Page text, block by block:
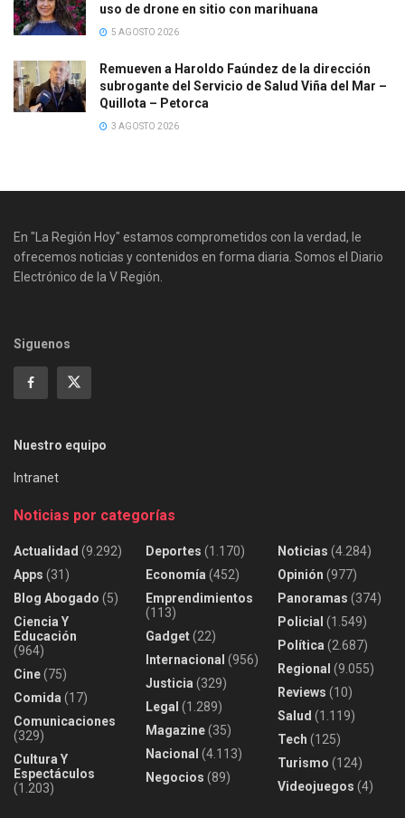
uso de drone en sitio con marihuana
5 AGOSTO 2026
Remueven a Haroldo Faúndez de la dirección
subrogante del Servicio de Salud Viña del Mar –
Quillota – Petorca
3 AGOSTO 2026
En "La Región Hoy" estamos comprometidos con la verdad, le
ofrecemos noticias y contenidos en forma diaria. Somos el Diario
Electrónico de la V Región.
Siguenos
Nuestro equipo
Intranet
Noticias por categorías
Actualidad (9.292)
Apps (31)
Blog Abogado (5)
Ciencia Y
Educación
(964)
Cine(75)
Comida (17)
Comunicaciones
(329)
Cultura Y
Espectáculos
(1.203)
Deportes (1.170)
Economía (452)
Emprendimientos
(113)
Gadget(22)
Internacional (956)
Justicia (329)
Legal (1.289)
Magazine(35)
Nacional (4.113)
Negocios (89)
Noticias (4.284)
Opinión (977)
Panoramas (374)
Policial (1.549)
Política (2.687)
Regional (9.055)
Reviews (10)
Salud (1.119)
Tech (125)
Turismo (124)
Videojuegos (4)